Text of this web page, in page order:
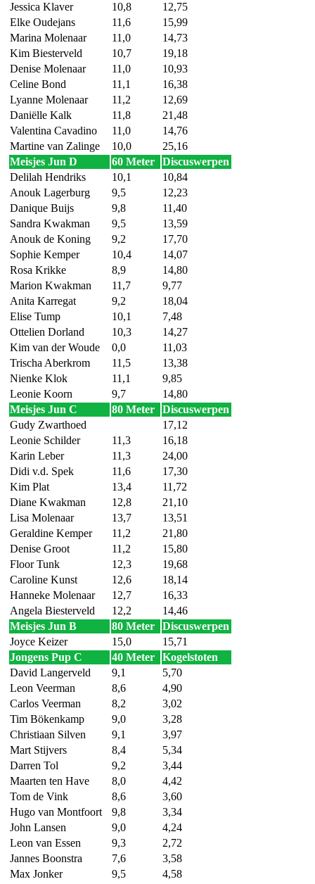
Jessica Klaver
10,8
12,75
Elke Oudejans
11,6
15,99
Marina Molenaar
11,0
14,73
Kim Biesterveld
10,7
19,18
Denise Molenaar
11,0
10,93
Celine Bond
11,1
16,38
Lyanne Molenaar
11,2
12,69
Daniëlle Kalk
11,8
21,48
Valentina Cavadino
11,0
14,76
Martine van Zalinge
10,0
25,16
Meisjes Jun D
60 Meter
Discuswerpen
Delilah Hendriks
10,1
10,84
Anouk Lagerburg
9,5
12,23
Danique Buijs
9,8
11,40
Sandra Kwakman
9,5
13,59
Anouk de Koning
9,2
17,70
Sophie Kemper
10,4
14,07
Rosa Krikke
8,9
14,80
Marion Kwakman
11,7
9,77
Anita Karregat
9,2
18,04
Elise Tump
10,1
7,48
Ottelien Dorland
10,3
14,27
Kim van der Woude
0,0
11,03
Trischa Aberkrom
11,5
13,38
Nienke Klok
11,1
9,85
Leonie Koorn
9,7
14,80
Meisjes Jun C
80 Meter
Discuswerpen
Gudy Zwarthoed
17,12
Leonie Schilder
11,3
16,18
Karin Leber
11,3
24,00
Didi v.d. Spek
11,6
17,30
Kim Plat
13,4
11,72
Diane Kwakman
12,8
21,10
Lisa Molenaar
13,7
13,51
Geraldine Kemper
11,2
21,80
Denise Groot
11,2
15,80
Floor Tunk
12,3
19,68
Caroline Kunst
12,6
18,14
Hanneke Molenaar
12,7
16,33
Angela Biesterveld
12,2
14,46
Meisjes Jun B
80 Meter
Discuswerpen
Joyce Keizer
15,0
15,71
Jongens Pup C
40 Meter
Kogelstoten
David Langerveld
9,1
5,70
Leon Veerman
8,6
4,90
Carlos Veerman
8,2
3,02
Tim Bökenkamp
9,0
3,28
Christiaan Silven
9,1
3,97
Mart Stijvers
8,4
5,34
Darren Tol
9,2
3,44
Maarten ten Have
8,0
4,42
Tom de Vink
8,6
3,60
Hugo van Montfoort
9,8
3,34
John Lansen
9,0
4,24
Leon van Essen
9,3
2,72
Jannes Boonstra
7,6
3,58
Max Jonker
9,5
4,58